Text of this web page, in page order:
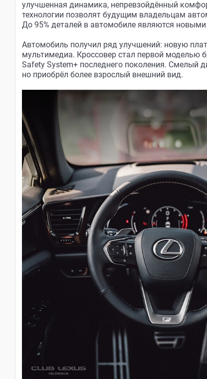
улучшенная динамика, непревзойдённый
технологии позволят будущим владельцам
До 95% деталей в автомобиле являются
Автомобиль получил ряд улучшений: новую
мультимедиа. Кроссовер стал первой моделью
Safety System+ последнего поколения. Смелый
но приобрёл более взрослый внешний вид.